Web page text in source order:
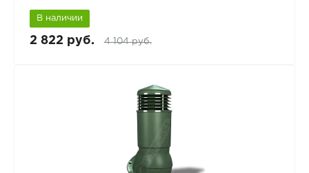
В наличии
2 822 руб. 4 104 руб.